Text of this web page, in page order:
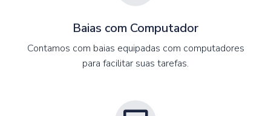
Baias com Computador
Contamos com baias equipadas com computadores
para facilitar suas tarefas.